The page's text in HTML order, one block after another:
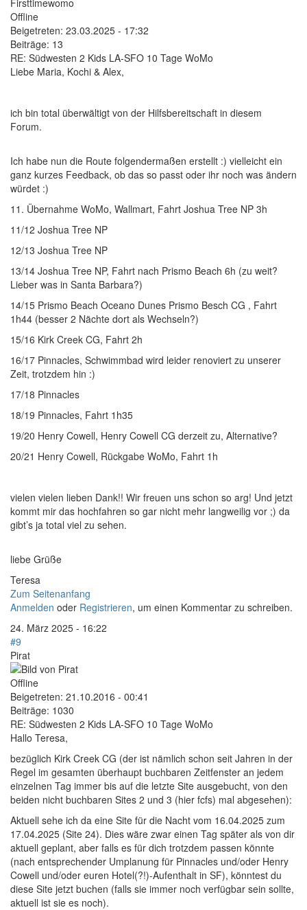
Firsttimewomo
Offline
Beigetreten: 23.03.2025 - 17:32
Beiträge: 13
RE: Südwesten 2 Kids LA-SFO 10 Tage WoMo
Liebe Maria, Kochi & Alex,
ich bin total überwältigt von der Hilfsbereitschaft in diesem
Forum.
Ich habe nun die Route folgendermaßen erstellt :) vielleicht ein
ganz kurzes Feedback, ob das so passt oder ihr noch was ändern
würdet :)
11. Übernahme WoMo, Wallmart, Fahrt Joshua Tree NP 3h
11/12 Joshua Tree NP
12/13 Joshua Tree NP
13/14 Joshua Tree NP, Fahrt nach Prismo Beach 6h (zu weit?
Lieber was in Santa Barbara?)
14/15 Prismo Beach Oceano Dunes Prismo Besch CG , Fahrt
1h44 (besser 2 Nächte dort als Wechseln?)
15/16 Kirk Creek CG, Fahrt 2h
16/17 Pinnacles, Schwimmbad wird leider renoviert zu unserer
Zeit, trotzdem hin :)
17/18 Pinnacles
18/19 Pinnacles, Fahrt 1h35
19/20 Henry Cowell, Henry Cowell CG derzeit zu, Alternative?
20/21 Henry Cowell, Rückgabe WoMo, Fahrt 1h
vielen vielen lieben Dank!! Wir freuen uns schon so arg! Und jetzt
kommt mir das hochfahren so gar nicht mehr langweilig vor ;) da
gibt’s ja total viel zu sehen.
liebe Grüße
Teresa
Zum Seitenanfang
Anmelden oder Registrieren, um einen Kommentar zu schreiben.
24. März 2025 - 16:22
#9
Pirat
Offline
Beigetreten: 21.10.2016 - 00:41
Beiträge: 1030
RE: Südwesten 2 Kids LA-SFO 10 Tage WoMo
Hallo Teresa,
bezüglich Kirk Creek CG (der ist nämlich schon seit Jahren in der
Regel im gesamten überhaupt buchbaren Zeitfenster an jedem
einzelnen Tag immer bis auf die letzte Site ausgebucht, von den
beiden nicht buchbaren Sites 2 und 3 (hier fcfs) mal abgesehen):
Aktuell sehe ich da eine Site für die Nacht vom 16.04.2025 zum
17.04.2025 (Site 24). Dies wäre zwar einen Tag später als von dir
aktuell geplant, aber falls es für dich trotzdem passen könnte
(nach entsprechender Umplanung für Pinnacles und/oder Henry
Cowell und/oder euren Hotel(?!)-Aufenthalt in SF), könntest du
diese Site jetzt buchen (falls sie immer noch verfügbar sein sollte,
aktuell ist sie es noch).